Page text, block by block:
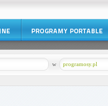
programosy.pl
w